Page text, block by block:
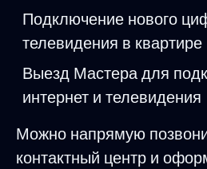
Подключение нового
телевидения в квартире
Выезд Мастера для
интернет и телевидения
Можно напрямую
контактный центр и